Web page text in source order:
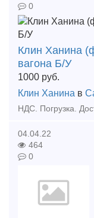
0
Клин Ханина
вагона Б/У
1000 руб.
Клин Ханина в
04.04.22
464
0